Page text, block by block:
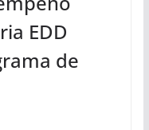
EDD
de